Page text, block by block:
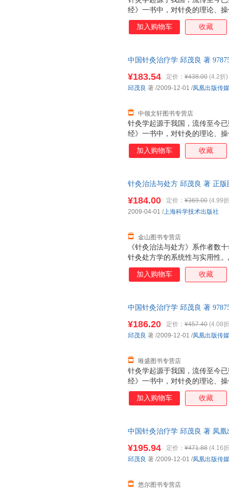
经》一书中，对针灸的理论、
奠定了基础。随着社会的发展
理论和临床上都得到了不断的
络、精神、气血等为主要内容.
故被称为针灸学理论的核心。
完善了针灸学的临床辨证归经
加入购物车 收藏
中国针灸治疗学 邱茂良 著
针灸学起源于我国，流传至今
经》一书中，对针灸的理论、
奠定了基础。随着社会的发展
理论和临床上都得到了不断的
络、精神、气血等为主要内容.
故被称为针灸学理论的核心。
完善了针灸学的临床辨证归经
¥183.54 定价： ¥438.00 (4.2折)
中领文轩图书专营店
邱茂良 著 /2009-12-01 /凤凰出版传
加入购物车 收藏
针灸治法与处方 邱茂良 著 正
《针灸治法与处方》系作者数
针灸处方学的系统性与实用性
配穴等外，着重论述针灸治疗
血……减肥、美容等20法，引
力求理、法、方、穴之完整性
参考应用。
¥184.00 定价： ¥369.00 (4.99
金山图书专营店
2009-04-01 /上海科学技术出版社
加入购物车 收藏
中国针灸治疗学 邱茂良 著
针灸学起源于我国，流传至今
经》一书中，对针灸的理论、
奠定了基础。随着社会的发展
理论和临床上都得到了不断的
络、精神、气血等为主要内容.
故被称为针灸学理论的核心。
完善了针灸学的临床辨证归经
¥186.20 定价： ¥457.40 (4.08
唯盛图书专营店
邱茂良 著 /2009-12-01 /凤凰出版传
加入购物车 收藏
中国针灸治疗学 邱茂良 著 凤
¥195.94 定价： ¥471.88 (4.16
悠尔图书专营店
邱茂良 著 /2009-12-01 /凤凰出版传